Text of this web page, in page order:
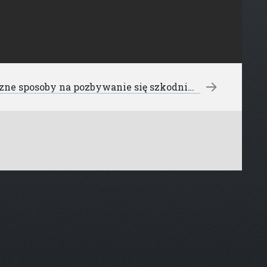
Skuteczne sposoby na pozbywanie się szkodników →